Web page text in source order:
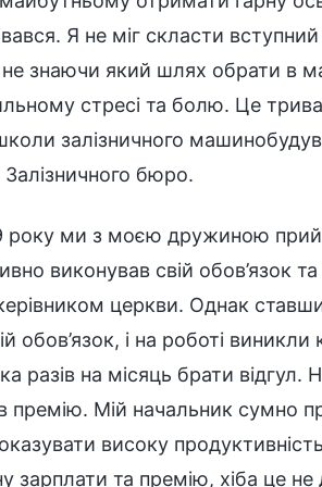
Я не міг скласти
знаючи який шлях обрати в
стресі та болю. Це
залізничного
Залізничного бюро.
року ми з моєю дружиною
виконував свій обов’язок
церкви. Однак
обов’язок, і на роботі
разів на місяць брати відгул.
премію. Мій начальник сумно
високу
зарплати та премію, хіба це